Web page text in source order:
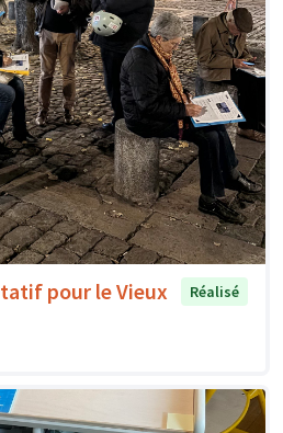
pour le Vieux
Réalisé